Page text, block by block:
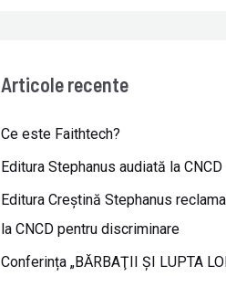
Articole recente
Ce este Faithtech?
Editura Stephanus audiată la CNCD
Editura Creștină Stephanus
la CNCD pentru discriminare
Conferința „BĂRBAŢII ŞI LUPTA